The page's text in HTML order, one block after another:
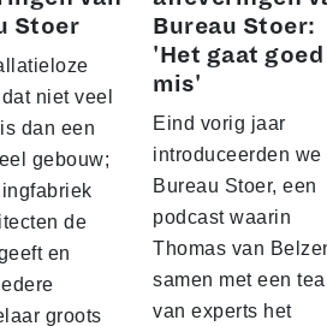
Stoer
niet veel
dan een
gebouw;
de
en
groots
Bureau Stoer:
'Het gaat goed
mis'
Eind vorig jaar
introduceerden we
Bureau Stoer, een
podcast waarin
Thomas van
samen met een
van experts het